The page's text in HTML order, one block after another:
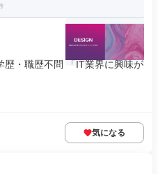
歴・職歴不問 「IT業界に興味が
気になる